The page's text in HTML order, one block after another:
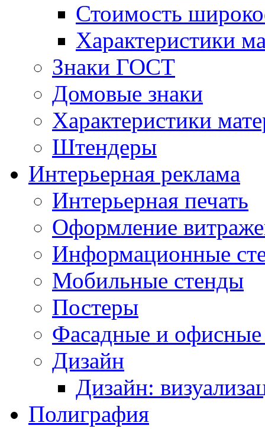
Стоимость
Характеристики
Знаки ГОСТ
Домовые знаки
Характеристики
Штендеры
Интерьерная реклама
Интерьерная печать
Оформление
Информационные
Мобильные стенды
Постеры
Фасадные и
Дизайн
Дизайн:
Полиграфия